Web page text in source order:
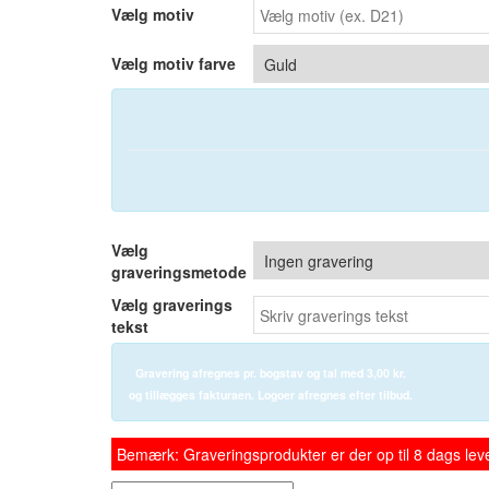
Vælg motiv
Vælg motiv farve
Vælg
graveringsmetode
Vælg graverings
tekst
Gravering afregnes pr. bogstav og tal med 3,00 kr.
og tillægges fakturaen. Logoer afregnes efter tilbud.
Bemærk: Graveringsprodukter er der op til 8 dags